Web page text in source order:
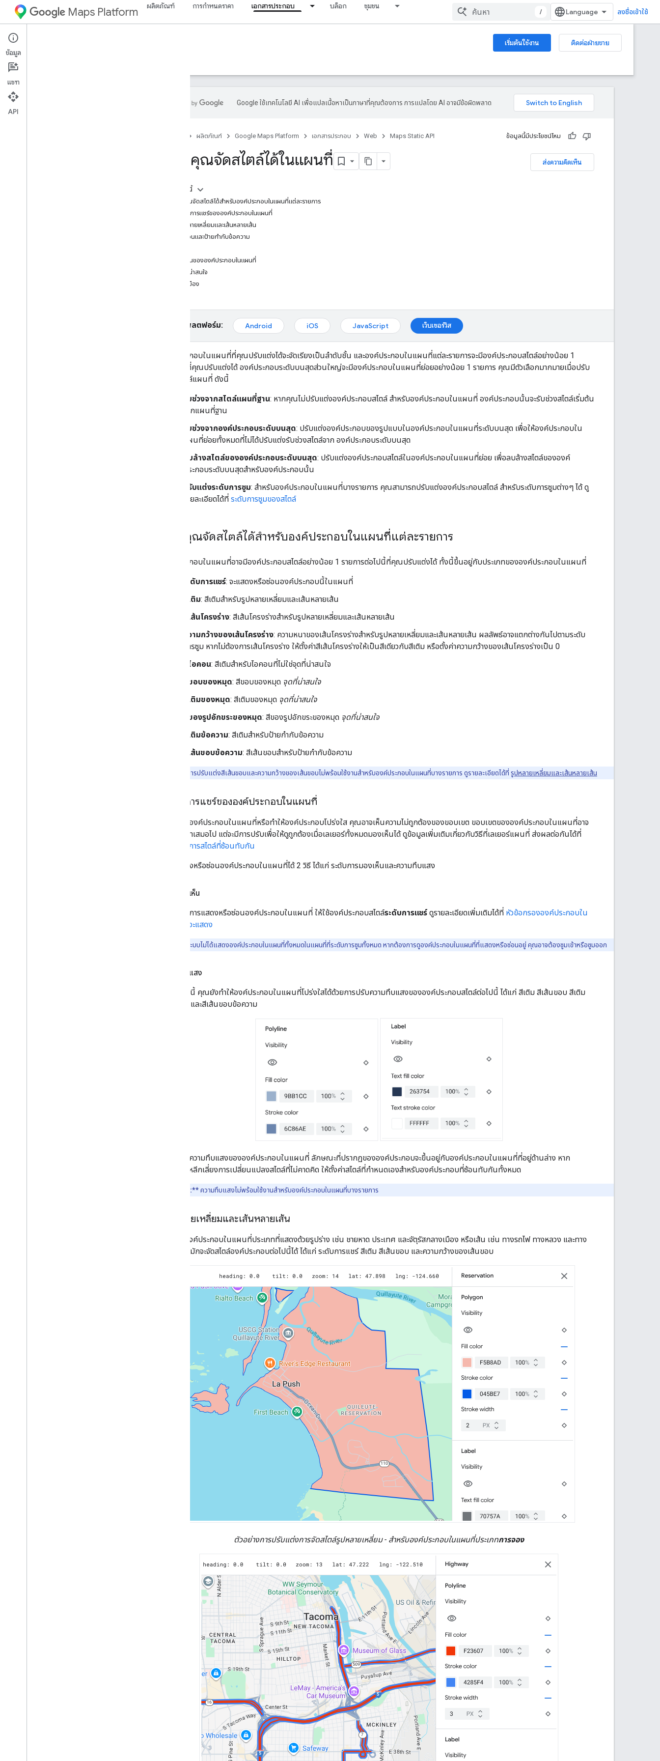
Maps Platform ผลิตภัณฑ์ การกำหนดราคา เอกสารประกอบ บล็อก ชุมชน
/ ลงชื่อเข้าใช้
Web เริ่มต้นใช้งาน
ติดต่อฝ่ายขาย
คำแนะนำ
Google ใช้เทคโนโลยี AI เพื่อแปลเนื้อหาเป็นภาษาที่คุณต้องการ การแปลโดย AI อาจมีข้อผิดพลาด
ผลิตภัณฑ์ Google Maps Platform เอกสารประกอบ Web Maps Static API ข้อมูลนี้มีประโยชน์ไหม
ส่งความคิดเห็น
สิ่งที่คุณจัดสไตล์ได้ในแผนที่
ในหน้านี้
สิ่งที่คุณจัดสไตล์ได้สำหรับองค์ประกอบในแผนที่แต่ละรายการ
ระดับการแชร์ขององค์ประกอบในแผนที่
รูปหลายเหลี่ยมและเส้นหลายเส้น
ไอคอนและป้ายกำกับข้อความ
ลำดับชั้นขององค์ประกอบในแผนที่
จุดที่น่าสนใจ
การเมือง
เลือกแพลตฟอร์ม: Android iOS JavaScript เว็บเซอร์วิส
องค์ประกอบในแผนที่ที่คุณปรับแต่งได้จะจัดเรียงเป็นลำดับชั้น และองค์ประกอบในแผนที่แต่ละรายการจะมีองค์ประกอบสไตล์อย่างน้อย 1
รายการที่คุณปรับแต่งได้ องค์ประกอบระดับบนสุดส่วนใหญ่จะมีองค์ประกอบในแผนที่ย่อยอย่างน้อย 1 รายการ คุณมีตัวเลือกมากมายเมื่อปรับ
แต่งสไตล์แผนที่ ดังนี้
รับช่วงจากสไตล์แผนที่ฐาน: หากคุณไม่ปรับแต่งองค์ประกอบสไตล์ สำหรับองค์ประกอบในแผนที่ องค์ประกอบนั้นจะรับช่วงสไตล์เริ่มต้น
จากแผนที่ฐาน
รับช่วงจากองค์ประกอบระดับบนสุด: ปรับแต่งองค์ประกอบของรูปแบบในองค์ประกอบในแผนที่ระดับบนสุด เพื่อให้องค์ประกอบใน
แผนที่ย่อยทั้งหมดที่ไม่ได้ปรับแต่งรับช่วงสไตล์จาก องค์ประกอบระดับบนสุด
ลบล้างสไตล์ขององค์ประกอบระดับบนสุด: ปรับแต่งองค์ประกอบสไตล์ในองค์ประกอบในแผนที่ย่อย เพื่อลบล้างสไตล์ขององค์
ประกอบระดับบนสุดสำหรับองค์ประกอบนั้น
ปรับแต่งระดับการซูม: สำหรับองค์ประกอบในแผนที่บางรายการ คุณสามารถปรับแต่งองค์ประกอบสไตล์ สำหรับระดับการซูมต่างๆ ได้ ดู
รายละเอียดได้ที่ ระดับการซูมของสไตล์
สิ่งที่คุณจัดสไตล์ได้สำหรับองค์ประกอบในแผนที่แต่ละรายการ
องค์ประกอบในแผนที่อาจมีองค์ประกอบสไตล์อย่างน้อย 1 รายการต่อไปนี้ที่คุณปรับแต่งได้ ทั้งนี้ขึ้นอยู่กับประเภทขององค์ประกอบในแผนที่
ระดับการแชร์: จะแสดงหรือซ่อนองค์ประกอบนี้ในแผนที่
สีเติม: สีเติมสำหรับรูปหลายเหลี่ยมและเส้นหลายเส้น
สีเส้นโครงร่าง: สีเส้นโครงร่างสำหรับรูปหลายเหลี่ยมและเส้นหลายเส้น
ความกว้างของเส้นโครงร่าง: ความหนาของเส้นโครงร่างสำหรับรูปหลายเหลี่ยมและเส้นหลายเส้น ผลลัพธ์อาจแตกต่างกันไปตามระดับ
การซูม หากไม่ต้องการเส้นโครงร่าง ให้ตั้งค่าสีเส้นโครงร่างให้เป็นสีเดียวกับสีเติม หรือตั้งค่าความกว้างของเส้นโครงร่างเป็น 0
สีไอคอน: สีเติมสำหรับไอคอนที่ไม่ใช่จุดที่น่าสนใจ
สีขอบของหมุด: สีขอบของหมุด จุดที่น่าสนใจ
สีเติมของหมุด: สีเติมของหมุด จุดที่น่าสนใจ
สีของรูปอักขระของหมุด: สีของรูปอักขระของหมุด จุดที่น่าสนใจ
สีเติมข้อความ: สีเติมสำหรับป้ายกำกับข้อความ
สีเส้นขอบข้อความ: สีเส้นขอบสำหรับป้ายกำกับข้อความ
การปรับแต่งสีเส้นขอบและความกว้างของเส้นขอบไม่พร้อมใช้งานสำหรับองค์ประกอบในแผนที่บางรายการ ดูรายละเอียดได้ที่ รูปหลายเหลี่ยมและเส้นหลายเส้น
ระดับการแชร์ขององค์ประกอบในแผนที่
เมื่อซ่อนองค์ประกอบในแผนที่หรือทำให้องค์ประกอบโปร่งใส คุณอาจเห็นความไม่ถูกต้องของขอบเขต ขอบเขตขององค์ประกอบในแผนที่อาจ
ไม่แม่นยำเสมอไป แต่จะมีการปรับเพื่อให้ดูถูกต้องเมื่อเลเยอร์ทั้งหมดมองเห็นได้ ดูข้อมูลเพิ่มเติมเกี่ยวกับวิธีที่เลเยอร์แผนที่ ส่งผลต่อกันได้ที่
จัดการสไตล์ที่ซ้อนทับกัน
คุณแสดงหรือซ่อนองค์ประกอบในแผนที่ได้ 2 วิธี ได้แก่ ระดับการมองเห็นและความทึบแสง
การมองเห็น
หากต้องการแสดงหรือซ่อนองค์ประกอบในแผนที่ ให้ใช้องค์ประกอบสไตล์ระดับการแชร์ ดูรายละเอียดเพิ่มเติมได้ที่ หัวข้อกรององค์ประกอบใน
แผนที่ที่จะแสดง
ระบบไม่ได้แสดงองค์ประกอบในแผนที่ทั้งหมดในแผนที่ที่ระดับการซูมทั้งหมด หากต้องการดูองค์ประกอบในแผนที่ที่แสดงหรือซ่อนอยู่ คุณอาจต้องซูมเข้าหรือซูมออก
ความทึบแสง
นอกจากนี้ คุณยังทำให้องค์ประกอบในแผนที่โปร่งใสได้ด้วยการปรับความทึบแสงขององค์ประกอบสไตล์ต่อไปนี้ ได้แก่ สีเติม สีเส้นขอบ สีเติม
ข้อความ และสีเส้นขอบข้อความ
เมื่อปรับความทึบแสงขององค์ประกอบในแผนที่ ลักษณะที่ปรากฏขององค์ประกอบจะขึ้นอยู่กับองค์ประกอบในแผนที่ที่อยู่ด้านล่าง หาก
ต้องการหลีกเลี่ยงการเปลี่ยนแปลงสไตล์ที่ไม่คาดคิด ให้ตั้งค่าสไตล์ที่กำหนดเองสำหรับองค์ประกอบที่ซ้อนทับกันทั้งหมด
**หมายเหตุ:**ความทึบแสงไม่พร้อมใช้งานสำหรับองค์ประกอบในแผนที่บางรายการ
รูปหลายเหลี่ยมและเส้นหลายเส้น
สำหรับองค์ประกอบในแผนที่ประเภทที่แสดงด้วยรูปร่าง เช่น ชายหาด ประเทศ และจัตุรัสกลางเมือง หรือเส้น เช่น ทางรถไฟ ทางหลวง และทาง
เดิน คุณมักจะจัดสไตล์องค์ประกอบต่อไปนี้ได้ ได้แก่ ระดับการแชร์ สีเติม สีเส้นขอบ และความกว้างของเส้นขอบ
ตัวอย่างการปรับแต่งการจัดสไตล์รูปหลายเหลี่ยม - สำหรับองค์ประกอบในแผนที่ประเภทการจอง
ข้อมูล
แชท
API